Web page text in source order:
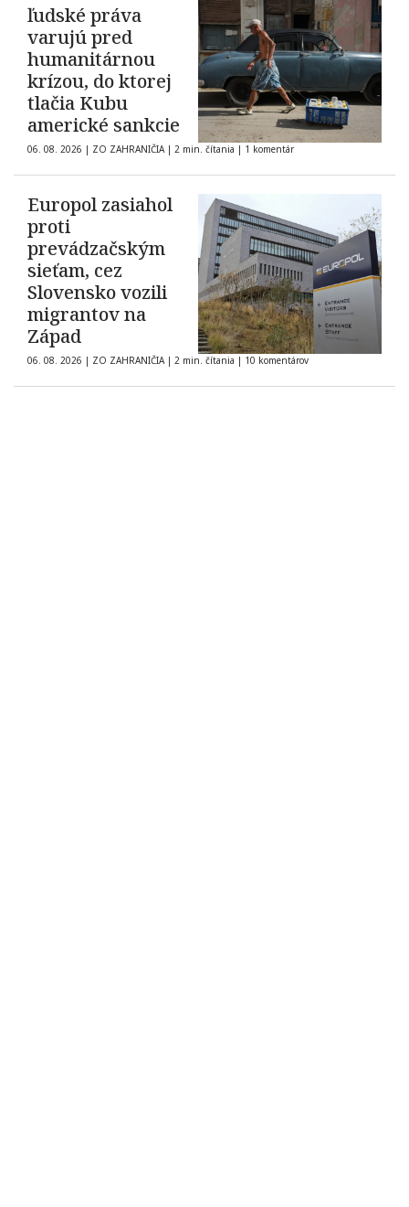
ľudské práva
varujú pred
humanitárnou
krízou, do ktorej
tlačia Kubu
americké sankcie
06. 08. 2026 | ZO ZAHRANIČIA | 2 min. čítania | 1 komentár
Europol zasiahol
proti
prevádzačským
sieťam, cez
Slovensko vozili
migrantov na
Západ
06. 08. 2026 | ZO ZAHRANIČIA | 2 min. čítania | 10 komentárov